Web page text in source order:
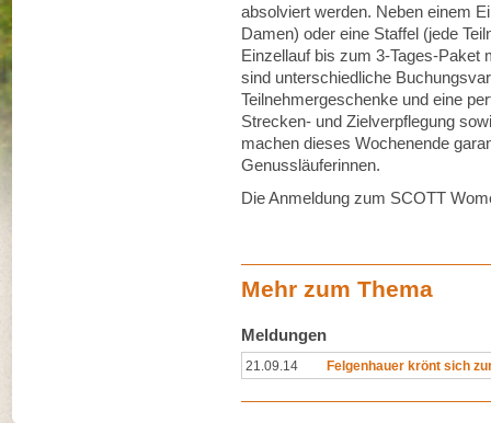
absolviert werden. Neben einem
Damen) oder eine Staffel (jede
Einzellauf bis zum 3-Tages-Paket
sind unterschiedliche
Teilnehmergeschenke und eine
Strecken- und Zielverpflegung
machen dieses Wochenende
Genussläuferinnen.
Die Anmeldung zum SCOTT
Mehr zum Thema
Meldungen
21.09.14 Felgenhauer krönt sich